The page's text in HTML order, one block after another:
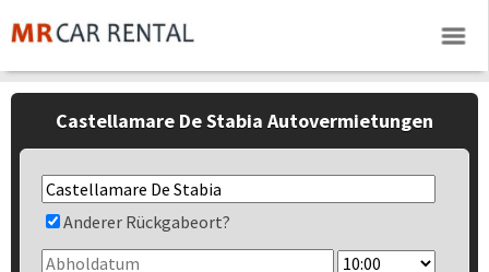
Castellamare De Stabia Autovermietungen
Anderer Rückgabeort?